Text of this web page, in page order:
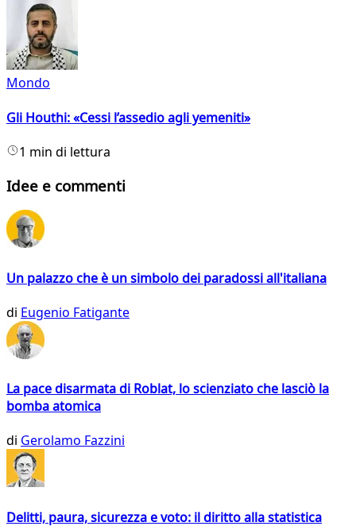
Mondo
Gli Houthi: «Cessi l’assedio agli yemeniti»
1 min di lettura
Idee e commenti
Un palazzo che è un simbolo dei paradossi all'italiana
di Eugenio Fatigante
La pace disarmata di Roblat, lo scienziato che lasciò la
bomba atomica
di Gerolamo Fazzini
Delitti, paura, sicurezza e voto: il diritto alla statistica